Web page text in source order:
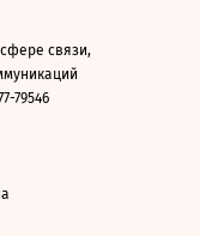
связи,
79546